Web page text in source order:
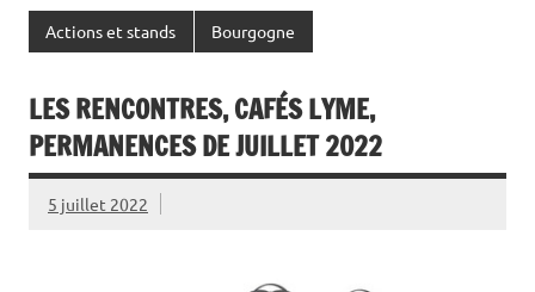
Actions et stands Bourgogne
LES RENCONTRES, CAFÉS LYME,
PERMANENCES DE JUILLET 2022
5 juillet 2022